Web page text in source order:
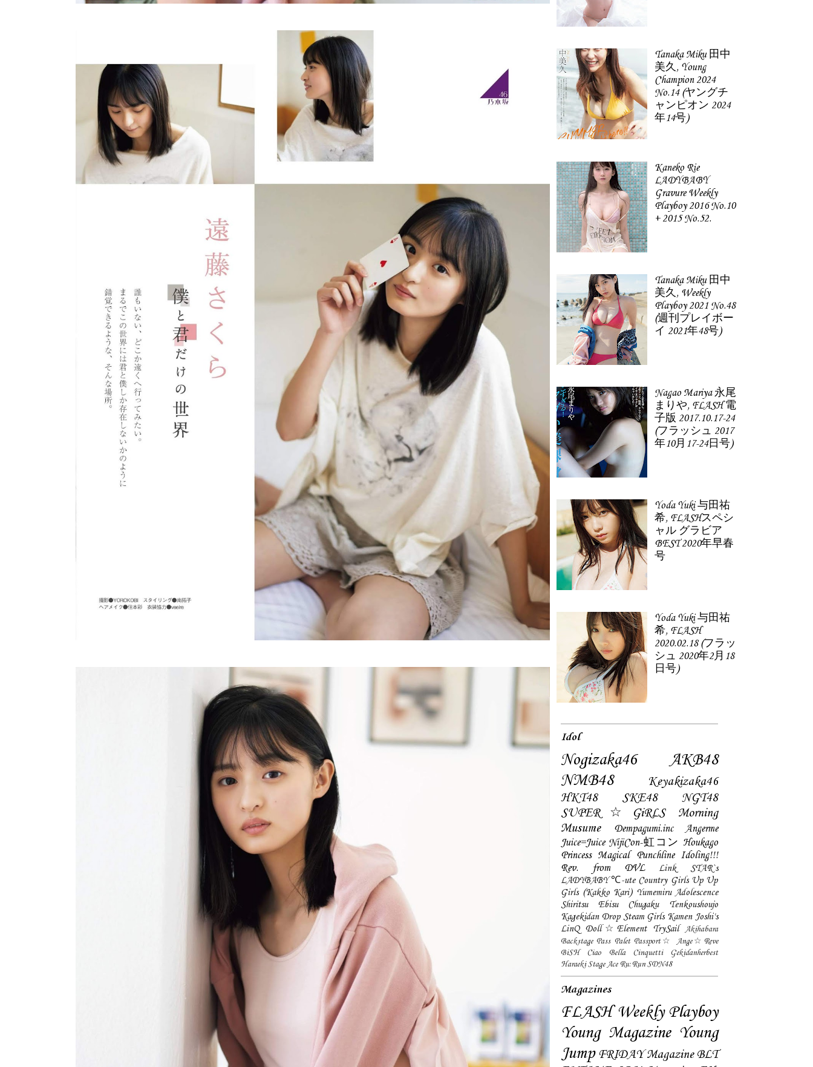
Tanaka Miku 田中
美久, Young
Champion 2024
No.14 (ヤングチ
ャンピオン 2024
年14号)
Kaneko Rie
LADYBABY
Gravure Weekly
Playboy 2016 No.10
+ 2015 No.52.
Tanaka Miku 田中
美久, Weekly
Playboy 2021 No.48
(週刊プレイボー
イ 2021年48号)
Nagao Mariya 永尾
まりや, FLASH 電
子版 2017.10.17-24
(フラッシュ 2017
年10月17-24日号)
Yoda Yuki 与田祐
希, FLASHスペシ
ャル グラビア
BEST 2020年早春
号
Yoda Yuki 与田祐
希, FLASH
2020.02.18 (フラッ
シュ 2020年2月18
日号)
Idol
Nogizaka46
AKB48
NMB48
Keyakizaka46
HKT48
SKE48
NGT48
SUPER☆GiRLS
Morning
Musume
Dempagumi.inc
Angerme
Juice=Juice NijiCon-虹コン Houkago
Princess Magical Punchline Idoling!!!
Rev. from DVL
Link STAR`s
LADYBABY ℃-ute Country Girls Up Up
Girls (Kakko Kari) Yumemiru Adolescence
Shiritsu Ebisu Chugaku
Tenkoushoujo
Kagekidan Drop Steam Girls Kamen Joshi's
LinQ Doll☆Element TrySail
Akihabara
Backstage Pass Palet Passport☆
Ange☆Reve
BiSH
Ciao Bella Cinquetti
Gekidanherbest
Haraeki Stage Ace Ru:Run SDN48
Magazines
FLASH Weekly Playboy
Young Magazine Young
Jump FRIDAY Magazine BLT